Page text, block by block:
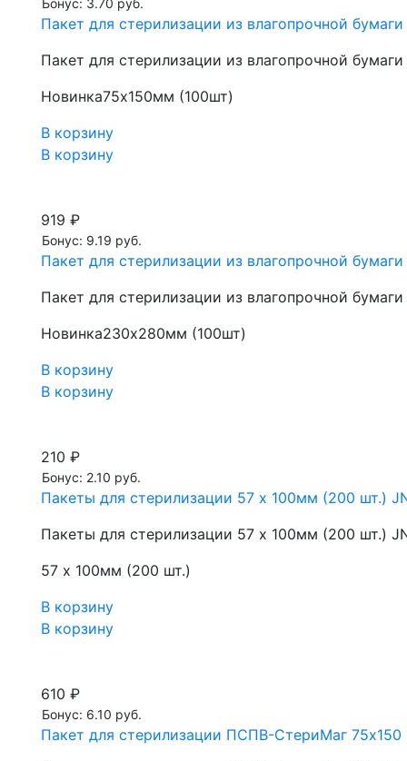
Бонус: 3.70 руб.
Пакет для стерилизации из влагопрочной
Пакет для стерилизации из влагопрочной
Новинка75х150мм (100шт)
В корзину
В корзину
919 ₽
Бонус: 9.19 руб.
Пакет для стерилизации из влагопрочной
Пакет для стерилизации из влагопрочной
Новинка230х280мм (100шт)
В корзину
В корзину
210 ₽
Бонус: 2.10 руб.
Пакеты для стерилизации 57 х 100мм (200 шт.)
Пакеты для стерилизации 57 х 100мм (200 шт.)
57 х 100мм (200 шт.)
В корзину
В корзину
610 ₽
Бонус: 6.10 руб.
Пакет для стерилизации ПСПВ-СтериМаг